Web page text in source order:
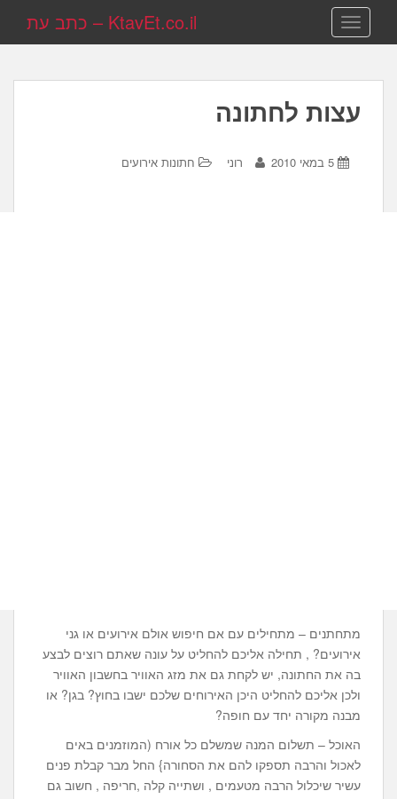
TOGGLE NAVIGATION KtavEt.co.il – כתב עת
עצות לחתונה
5 במאי 2010 רוני חתונות אירועים
מתחתנים – מתחילים עם אם חיפוש אולם אירועים או גני
אירועים? , תחילה אליכם להחליט על עונה שאתם רוצים לבצע
בה את החתונה, יש לקחת גם את מזג האוויר בחשבון האוויר
ולכן אליכם להחליט היכן האירוחים שלכם ישבו בחוץ? בגן? או
מבנה מקורה יחד עם חופה?
האוכל – תשלום המנה שמשלם כל אורח (המוזמנים באים
לאכול והרבה תספקו להם את הסחורה} החל מבר קבלת פנים
עשיר שיכלול הרבה מטעמים , ושתייה קלה ,חריפה , חשוב גם